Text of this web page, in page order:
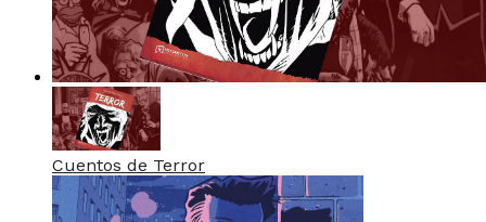
Cuentos de Terror